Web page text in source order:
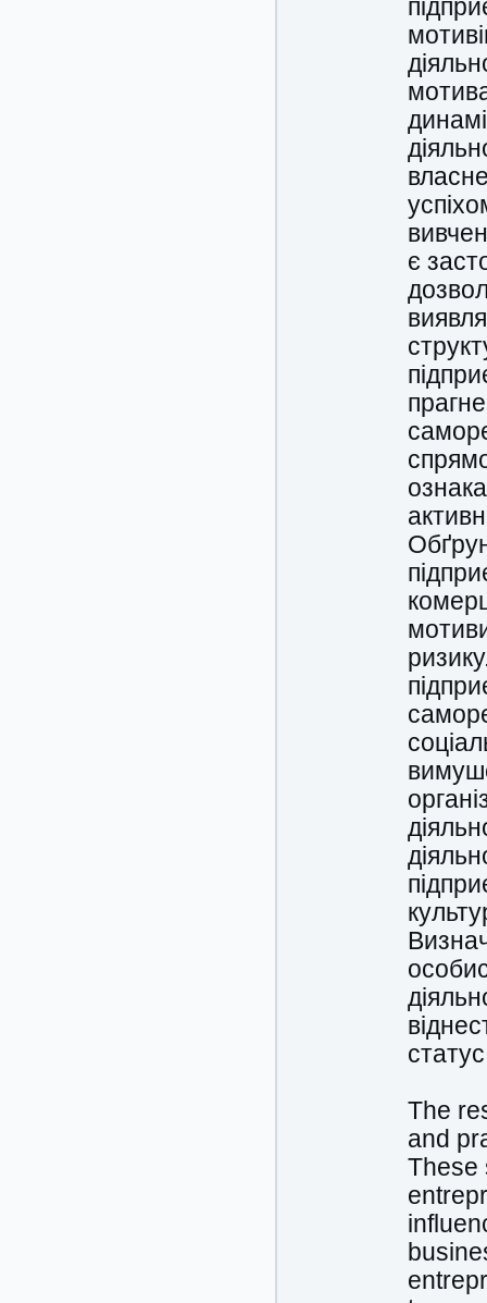
є
The
and
These